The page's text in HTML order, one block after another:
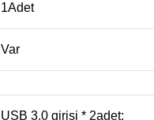
1Adet
Var
USB 3.0 girişi * 2adet;